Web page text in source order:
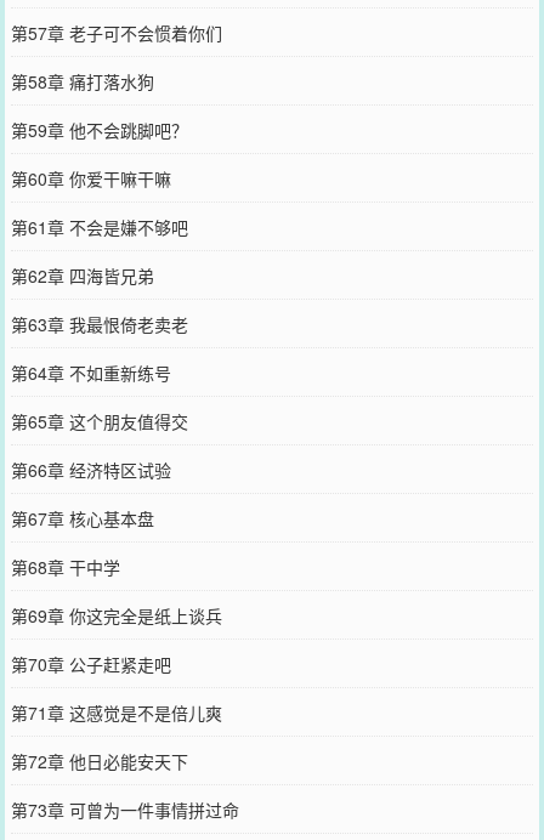
第57章 老子可不会惯着你们
第58章 痛打落水狗
第59章 他不会跳脚吧？
第60章 你爱干嘛干嘛
第61章 不会是嫌不够吧
第62章 四海皆兄弟
第63章 我最恨倚老卖老
第64章 不如重新练号
第65章 这个朋友值得交
第66章 经济特区试验
第67章 核心基本盘
第68章 干中学
第69章 你这完全是纸上谈兵
第70章 公子赶紧走吧
第71章 这感觉是不是倍儿爽
第72章 他日必能安天下
第73章 可曾为一件事情拼过命